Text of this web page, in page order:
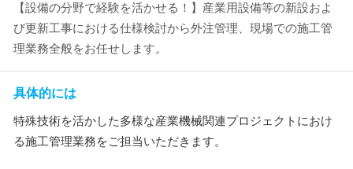
【設備の分野で経験を活かせる！】産業用設備等の新設およ
び更新工事における仕様検討から外注管理、現場での施工管
理業務全般をお任せします。
具体的には
特殊技術を活かした多様な産業機械関連プロジェクトにおけ
る施工管理業務をご担当いただきます。